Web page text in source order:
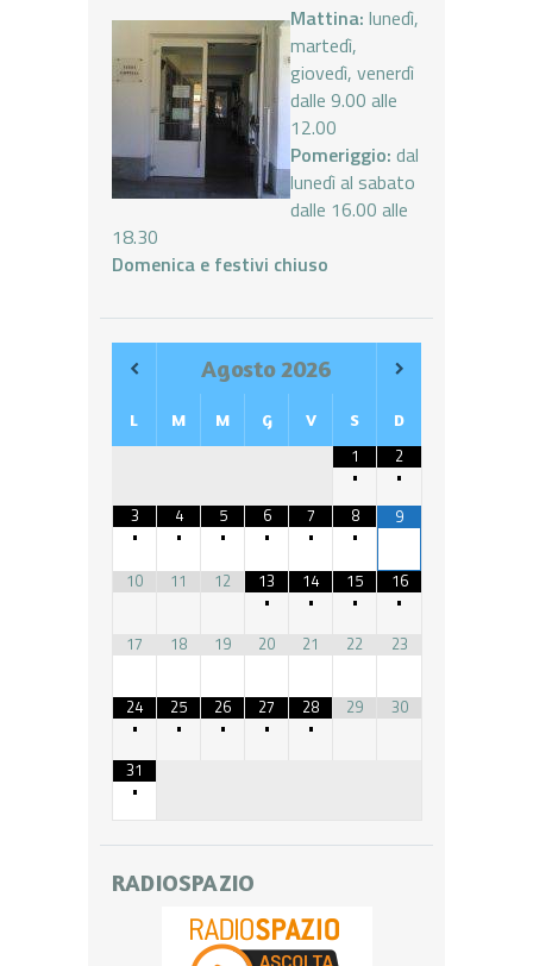
Mattina: lunedì,
martedì,
giovedì, venerdì
dalle 9.00 alle
12.00
Pomeriggio: dal
lunedì al sabato
dalle 16.00 alle
18.30
Domenica e festivi chiuso
Agosto 2026
L M M G V S D
1
•
2
•
3
•
4
•
5
•
6
•
7
•
8
•
9
10 11 12
13
•
14
•
15
•
16
•
17
18 19 20 21 22 23
24
•
25
•
26
•
27
•
28
•
29 30
31
•
RADIOSPAZIO